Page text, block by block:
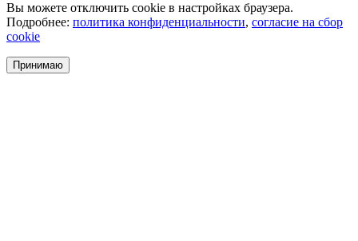
Вы можете отключить cookie в настройках браузера.
Подробнее: политика конфиденциальности, согласие на сбор
cookie
Принимаю